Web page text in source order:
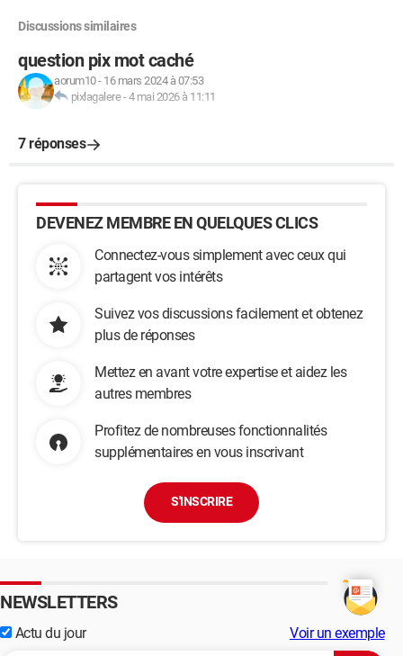
Discussions similaires
question pix mot caché
aorum10- 16 mars 2024 à 07:53
pixlagalere-4 mai 2026 à 11:11
7 réponses
DEVENEZ MEMBRE EN QUELQUES CLICS
Connectez-vous simplement avec ceux qui
partagent vos intérêts
Suivez vos discussions facilement et obtenez
plus de réponses
Mettez en avant votre expertise et aidez les
autres membres
Profitez de nombreuses fonctionnalités
supplémentaires en vous inscrivant
S'INSCRIRE
NEWSLETTERS
Actu du jour Voir un exemple